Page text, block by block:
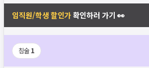
임직원/학생 할인가확인하러 가기 👀
침술 1